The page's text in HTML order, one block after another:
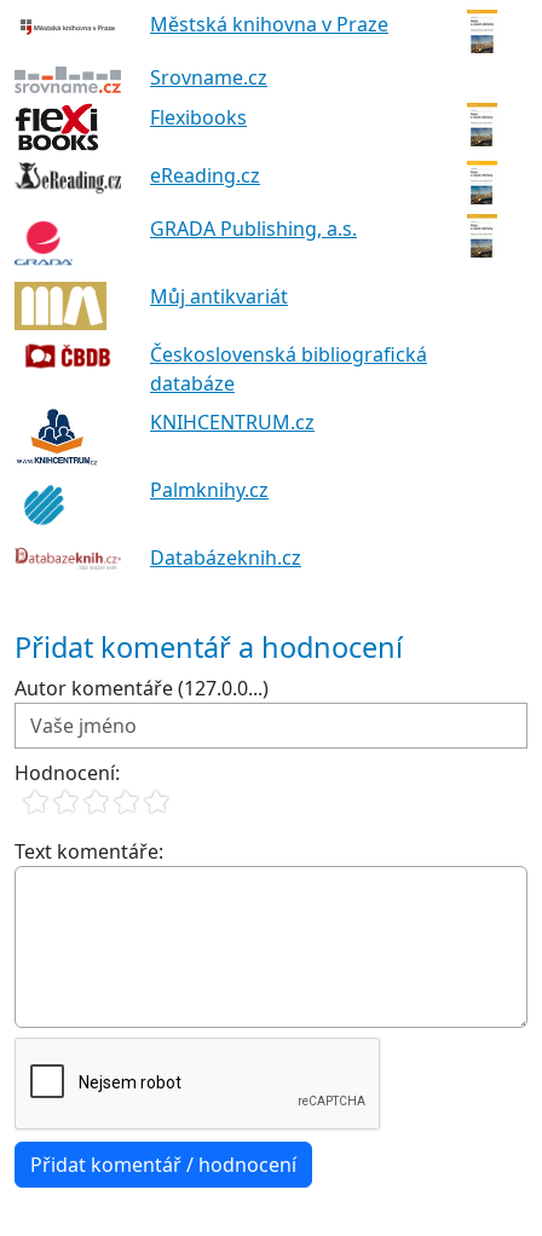
Městská knihovna v Praze
Srovname.cz
Flexibooks
eReading.cz
GRADA Publishing, a.s.
Můj antikvariát
Československá bibliografická
databáze
KNIHCENTRUM.cz
Palmknihy.cz
Databázeknih.cz
Přidat komentář a hodnocení
Autor komentáře (127.0.0...)
Hodnocení:
Text komentáře: